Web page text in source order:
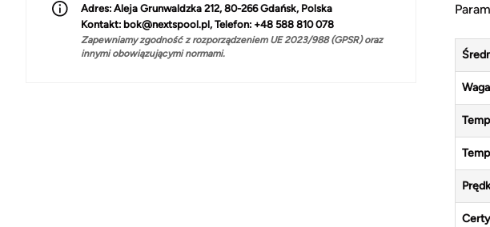
Adres: Aleja Grunwaldzka 212, 80-266 Gdańsk, Polska
Kontakt: bok@nextspool.pl, Telefon: +48 588 810 078
Zapewniamy zgodność z rozporządzeniem UE 2023/988 (GPSR) oraz
innymi obowiązującymi normami.